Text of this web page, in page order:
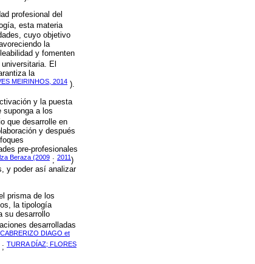
profesional del
esta materia
cuyo objetivo
la
y fomenten
El
la
MEIRINHOS, 2014 ).
y la puesta
suponga a los
que desarrolle en
y después
pre-profesionales
Beraza (2009 ; 2011)
y poder así analizar
prisma de los
la tipología
su desarrollo
desarrolladas
CABRERIZO DIAGO et
; TURRA DÍAZ; FLORES